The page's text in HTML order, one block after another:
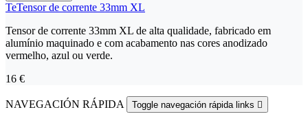
TeTensor de corrente 33mm XL
Tensor de corrente 33mm XL de alta qualidade, fabricado em
alumínio maquinado e com acabamento nas cores anodizado
vermelho, azul ou verde.
16 €
NAVEGACIÓN RÁPIDA Toggle navegación rápida links 